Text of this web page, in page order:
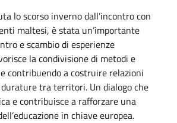
lo scorso inverno dall’incontro con
maltesi, è stata un’importante
e scambio di esperienze
la condivisione di metodi e
contribuendo a costruire relazioni
tra territori. Un dialogo che
e contribuisce a rafforzare una
in chiave europea.